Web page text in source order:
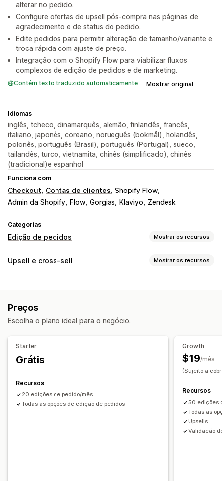
alterar no pedido.
Configure ofertas de upsell pós-compra nas páginas de
agradecimento e de status do pedido.
Edite pedidos para permitir alteração de tamanho/variante e
troca rápida com ajuste de preço.
Integração com o Shopify Flow para viabilizar fluxos
complexos de edição de pedidos e de marketing.
Contém texto traduzido automaticamente Mostrar original
Idiomas
inglês, tcheco, dinamarquês, alemão, finlandês, francês,
italiano, japonês, coreano, norueguês (bokmål), holandês,
polonês, português (Brasil), português (Portugal), sueco,
tailandês, turco, vietnamita, chinês (simplificado), chinês
(tradicional)e espanhol
Funciona com
Checkout Contas de clientes Shopify Flow
Admin da Shopify
Flow Gorgias Klaviyo Zendesk
Categorias
Edição de pedidos Mostrar os recursos
Atualizações de pedidos
Portal do cliente
Marcação com tag
Análises
Upsell e cross-sell Mostrar os recursos
Regras personalizadas
Preços
Escolha o plano ideal para o negócio.
Starter
Grátis
Recursos
20 edições de pedido/mês
Todas as opções de edição de pedidos
Growth
$19/mês
(Sujeito a
Recursos
50 edições
Todas as
Upsells
Validação